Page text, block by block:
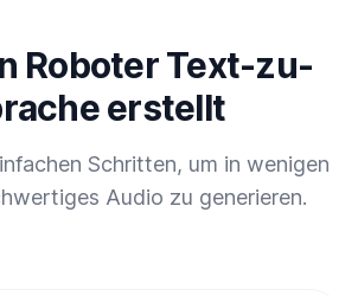
Roboter Text-zu-
erstellt
Schritten, um in wenigen
Audio zu generieren.